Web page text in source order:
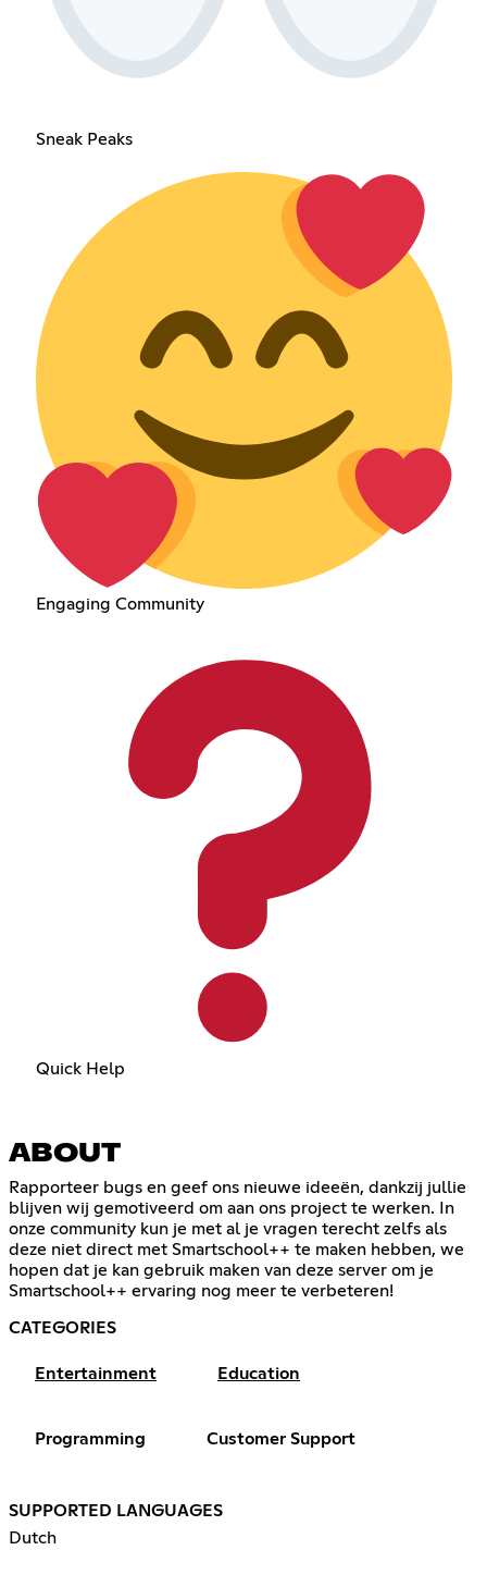
Sneak Peaks
Engaging Community
Quick Help
ABOUT
Rapporteer bugs en geef ons nieuwe ideeën, dankzij jullie
blijven wij gemotiveerd om aan ons project te werken. In
onze community kun je met al je vragen terecht zelfs als
deze niet direct met Smartschool++ te maken hebben, we
hopen dat je kan gebruik maken van deze server om je
Smartschool++ ervaring nog meer te verbeteren!
CATEGORIES
Entertainment Education
Programming Customer Support
SUPPORTED LANGUAGES
Dutch